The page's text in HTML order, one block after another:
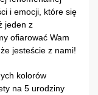
i emocji, które się
jeden z
ofiarować Wam
jesteście z nami!
kolorów
na 5 urodziny